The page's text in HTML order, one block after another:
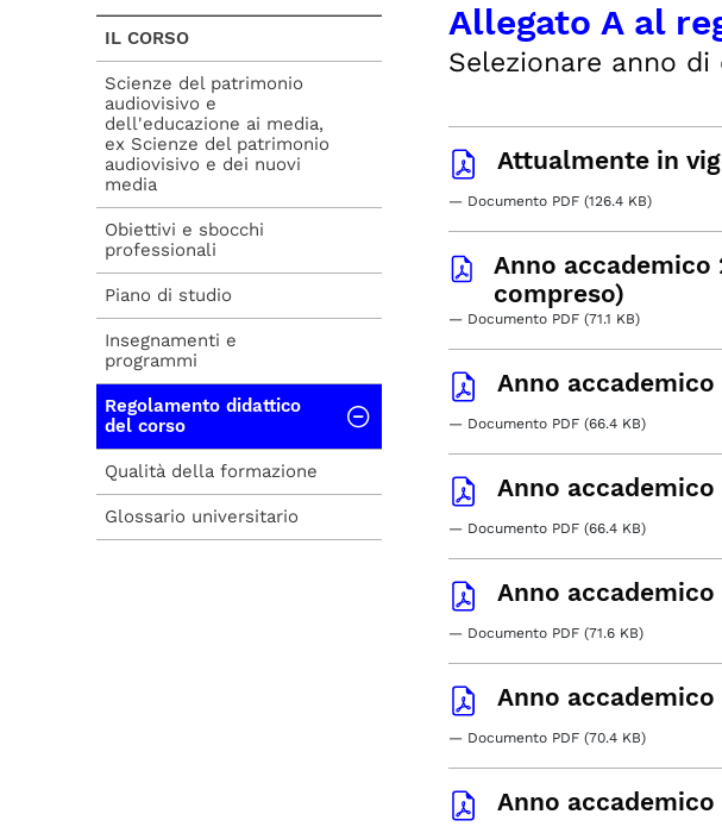
Allegato A al
Selezionare anno
Attualmente in
— Documento PDF (126.4 KB)
Anno accademico
compreso)
— Documento PDF (71.1 KB)
Anno accademico
— Documento PDF (66.4 KB)
Anno accademico
— Documento PDF (66.4 KB)
Anno accademico
— Documento PDF (71.6 KB)
Anno accademico
— Documento PDF (70.4 KB)
Anno accademico
IL CORSO
Scienze del patrimonio
audiovisivo e
dell'educazione ai media,
ex Scienze del patrimonio
audiovisivo e dei nuovi
media
Obiettivi e sbocchi
professionali
Piano di studio
Insegnamenti e
programmi
Regolamento didattico
del corso
Qualità della formazione
Glossario universitario